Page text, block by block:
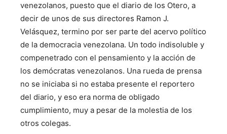
venezolanos, puesto que el diario de los Otero, a
decir de unos de sus directores Ramon J.
Velásquez, termino por ser parte del acervo político
de la democracia venezolana. Un todo indisoluble y
compenetrado con el pensamiento y la acción de
los demócratas venezolanos. Una rueda de prensa
no se iniciaba si no estaba presente el reportero
del diario, y eso era norma de obligado
cumplimiento, muy a pesar de la molestia de los
otros colegas.